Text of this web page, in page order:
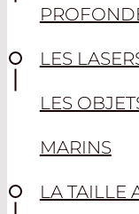
LES
LES
MARINS
LA TAILLE